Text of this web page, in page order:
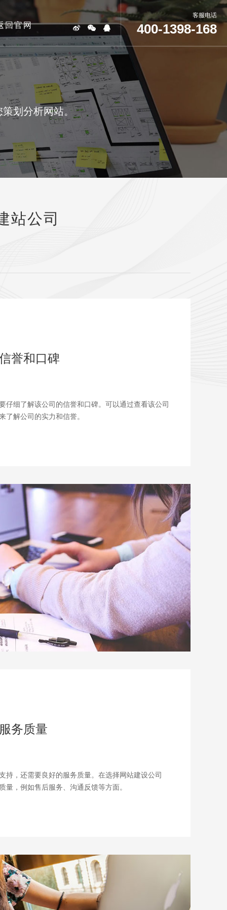
客服电话
400-1398-168
回官网
划分析网站。
站公司
誉和口碑
仔细了解该公司的信誉和口碑。可以通过查看该公司
了解公司的实力和信誉。
务质量
持，还需要良好的服务质量。在选择网站建设公司
量，例如售后服务、沟通反馈等方面。